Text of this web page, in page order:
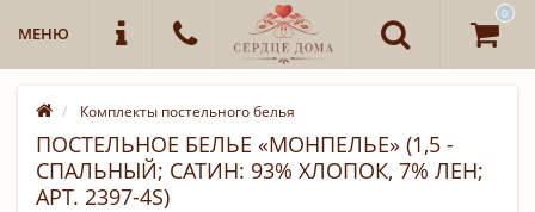
МЕНЮ
0
Комплекты постельного белья
ПОСТЕЛЬНОЕ БЕЛЬЕ «МОНПЕЛЬЕ» (1,5 -
СПАЛЬНЫЙ; САТИН: 93% ХЛОПОК, 7% ЛЕН;
АРТ. 2397-4S)